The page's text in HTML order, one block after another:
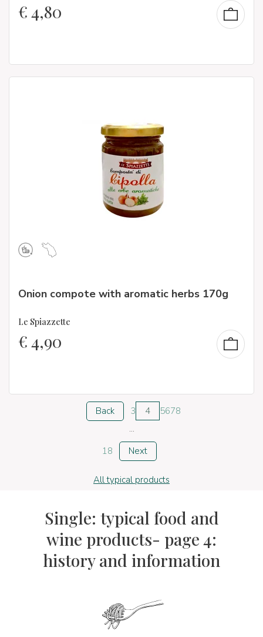
€4,80
Onion compote with aromatic herbs 170g
Le Spiazzette
€4,90
Back 3 4 5678
...
18
Next
All typical products
Single: typical food and
wine products- page 4:
history and information